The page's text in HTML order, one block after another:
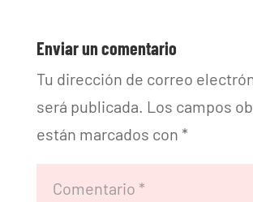
Enviar un comentario
Tu dirección de correo
será publicada. Los campos
están marcados con *